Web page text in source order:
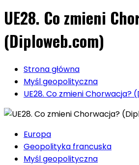
UE28. Co zmieni
(Diploweb.com)
Strona główna
Myśl geopolityczna
UE28. Co zmieni Chorwacja?
Europa
Geopolityka francuska
Myśl geopolityczna